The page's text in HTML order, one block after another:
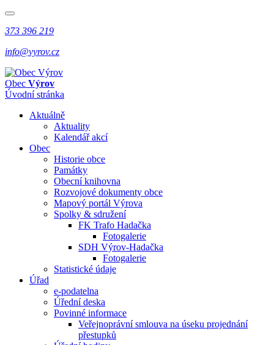
373 396 219
info@vyrov.cz
Obec Výrov
Úvodní stránka
Aktuálně
Aktuality
Kalendář akcí
Obec
Historie obce
Památky
Obecní knihovna
Rozvojové dokumenty obce
Mapový portál Výrova
Spolky & sdružení
FK Trafo Hadačka
Fotogalerie
SDH Výrov-Hadačka
Fotogalerie
Statistické údaje
Úřad
e-podatelna
Úřední deska
Povinné informace
Veřejnoprávní smlouva na úseku projednání
přestupků